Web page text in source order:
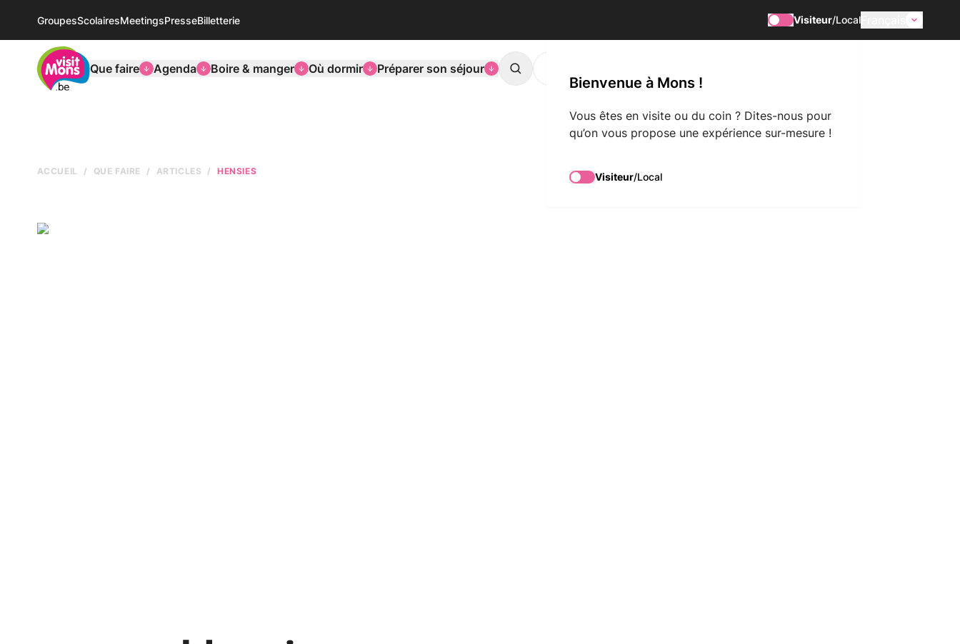
GroupesScolairesMeetingsPresseBilletterie Visiteur/Local
Bienvenue à Mons !
Vous êtes en visite ou du coin ? Dites-nous pour
qu’on vous propose une expérience sur-mesure !
Visiteur/Local
VisitMons Logo
Que faire
Agenda Boire & manger Où dormir Préparer son séjour Search
ACCUEIL QUE FAIRE ARTICLES HENSIES